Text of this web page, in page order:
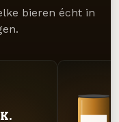
bieren écht in